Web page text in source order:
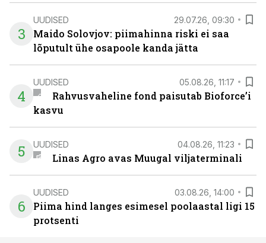
3
UUDISED 29.07.26, 09:30
Maido Solovjov: piimahinna riski ei saa
lõputult ühe osapoole kanda jätta
4
UUDISED 05.08.26, 11:17
Rahvusvaheline fond paisutab Bioforce’i
kasvu
5 UUDISED 04.08.26, 11:23
Linas Agro avas Muugal viljaterminali
6
UUDISED 03.08.26, 14:00
Piima hind langes esimesel poolaastal ligi 15
protsenti